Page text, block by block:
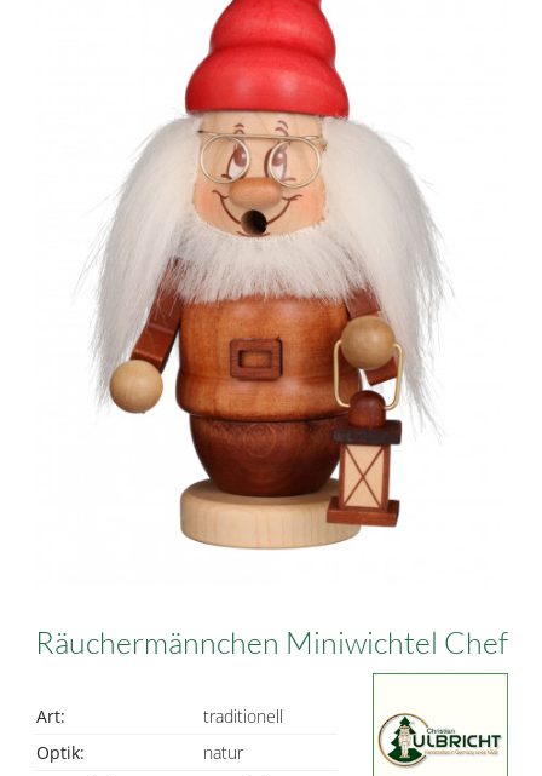
Räuchermännchen Miniwichtel Chef
Art:
traditionell
Optik:
natur